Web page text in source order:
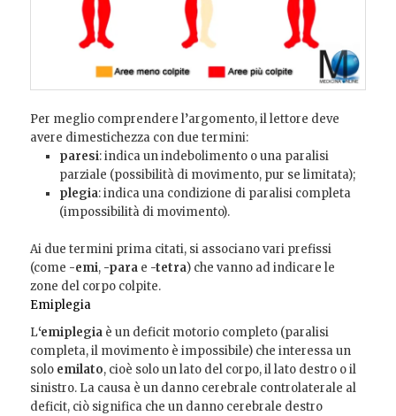
Per meglio comprendere l’argomento, il lettore deve
avere dimestichezza con due termini:
paresi: indica un indebolimento o una paralisi
parziale (possibilità di movimento, pur se limitata);
plegia: indica una condizione di paralisi completa
(impossibilità di movimento).
Ai due termini prima citati, si associano vari prefissi
(come -emi, -para e -tetra) che vanno ad indicare le
zone del corpo colpite.
Emiplegia
L‘emiplegia è un deficit motorio completo (paralisi
completa, il movimento è impossibile) che interessa un
solo emilato, cioè solo un lato del corpo, il lato destro o il
sinistro. La causa è un danno cerebrale controlaterale al
deficit, ciò significa che un danno cerebrale destro